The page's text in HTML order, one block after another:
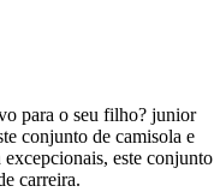
para o seu filho? junior
conjunto de camisola e
este conjunto
carreira.